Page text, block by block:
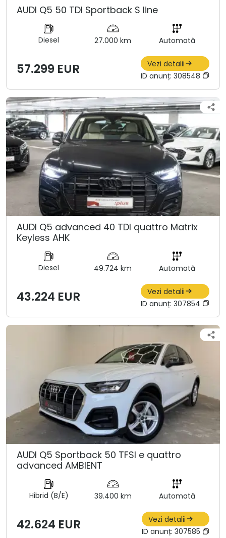
AUDI Q5 50 TDI Sportback S line
Diesel 27.000 km Automată
57.299 EUR
Vezi detalii
ID anunț: 308548
AUDI Q5 advanced 40 TDI quattro Matrix
Keyless AHK
Diesel 49.724 km Automată
43.224 EUR
Vezi detalii
ID anunț: 307854
AUDI Q5 Sportback 50 TFSI e quattro
advanced AMBIENT
Hibrid (B/E) 39.400 km Automată
42.624 EUR
Vezi detalii
ID anunț: 307585